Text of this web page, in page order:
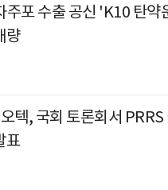
주포 수출 공신 'K10 탄약
량
텍, 국회 토론회서 PRRS
표